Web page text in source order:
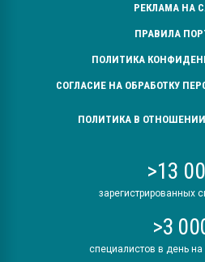
РЕКЛАМА НА
ПРАВИЛА
ПОЛИТИКА
СОГЛАСИЕ НА ОБРАБОТКУ
ПОЛИТИКА В ОТНОШЕНИИ
>13
зарегистрированных
>3
специалистов в день